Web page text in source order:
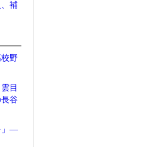
補
野
目
谷
」―